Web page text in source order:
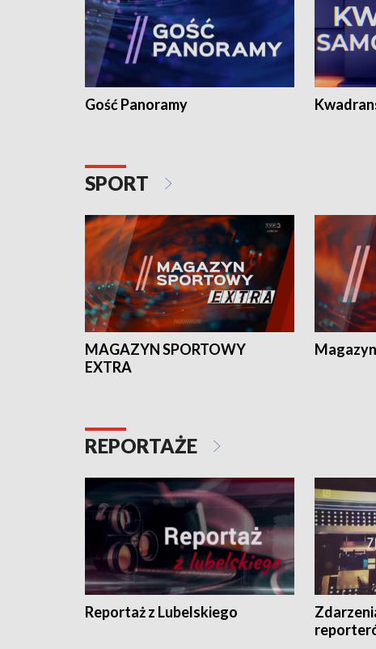
Gość Panoramy
SPORT
MAGAZYN SPORTOWY
EXTRA
REPORTAŻE
Reportaż z Lubelskiego